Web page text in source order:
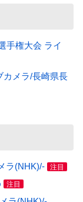
手権大会 ライ
カメラ/長崎県長
ラ(NHK)/- 注目
注目